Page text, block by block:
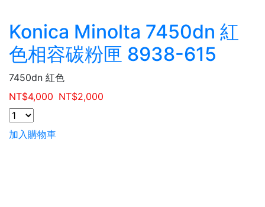
Konica Minolta 7450dn 紅
色相容碳粉匣 8938-615
7450dn 紅色
NT$4,000 NT$2,000
加入購物車